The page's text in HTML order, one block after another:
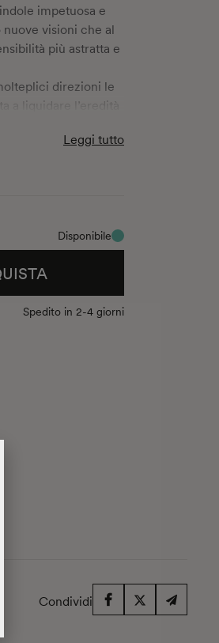
impetuosa e
visioni che al
più astratta e
direzioni le
liquidare l’eredità
lettere,
racconto si
e Gauguin si
coraggio per
che annuncia
Leggi tutto
Spedito in 2-4 giorni
Disponibile
Condividi